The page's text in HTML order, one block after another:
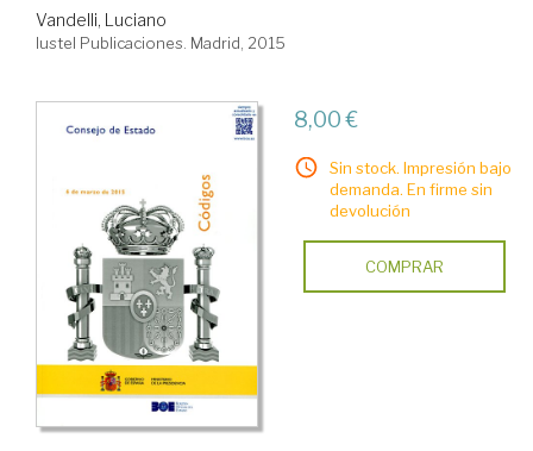
Vandelli, Luciano
Iustel Publicaciones. Madrid, 2015
8,00 €
Sin stock. Impresión bajo
demanda. En firme sin
devolución
COMPRAR